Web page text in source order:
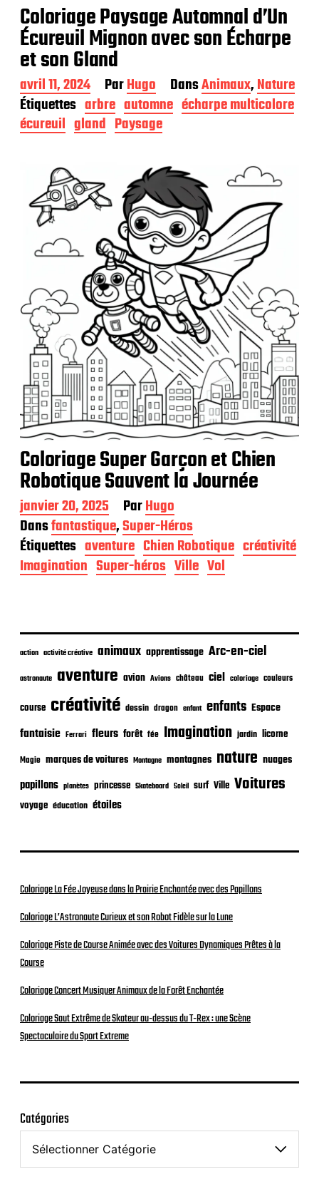
Coloriage Paysage Automnal d’Un
Écureuil Mignon avec son Écharpe
et son Gland
D
a
t
e
o
n
avril 11, 2024 ParHugo DansAnimaux,Nature
Étiquettes arbre automne écharpe multicolore
écureuil gland Paysage
Coloriage Super Garçon et Chien
Robotique Sauvent la Journée
D
a
t
e
d
e
l
i
a
i
n
janvier 20, 2025 ParHugo
Dansfantastique,Super-Héros
Étiquettes aventure Chien Robotique créativité
Imagination Super-héros Ville Vol
action activité créative animaux apprentissage Arc-en-ciel
astronaute aventure avion Avions château ciel coloriage couleurs
course créativité dessin dragon enfant enfants Espace
fantaisie Ferrari fleurs forêt fée Imagination jardin licorne
Magie marques de voitures Montagne montagnes nature nuages
papillons planètes princesse Skateboard Soleil surf Ville Voitures
voyage éducation étoiles
Coloriage La Fée Joyeuse dans la Prairie Enchantée avec des Papillons
Coloriage L’Astronaute Curieux et son Robot Fidèle sur la Lune
Coloriage Piste de Course Animée avec des Voitures Dynamiques Prêtes à la
Course
Coloriage Concert Musiquer Animaux de la Forêt Enchantée
Coloriage Saut Extrême de Skateur au-dessus du T-Rex : une Scène
Spectaculaire du Sport Extreme
Catégories